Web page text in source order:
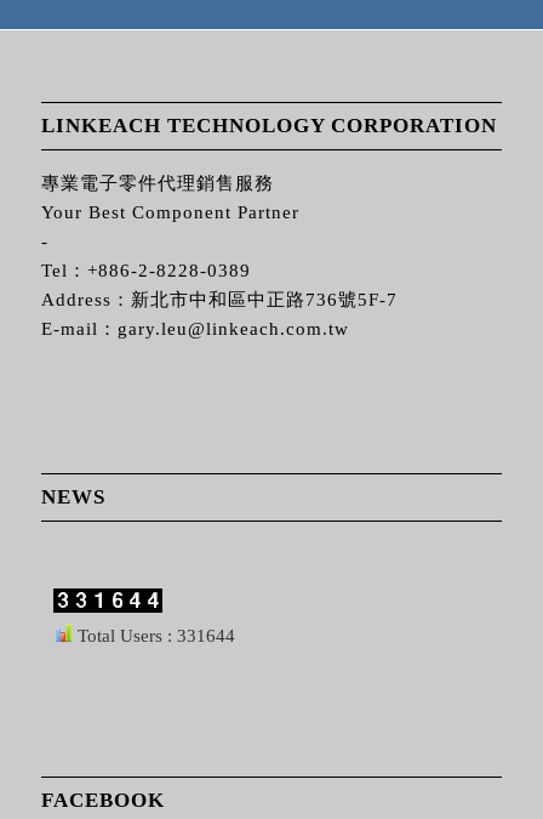
LINKEACH TECHNOLOGY CORPORATION
專業電子零件代理銷售服務
Your Best Component Partner
-
Tel： +886-2-8228-0389
Address：新北市中和區中正路736號5F-7
E-mail： gary.leu@linkeach.com.tw
NEWS
Total Users : 331644
FACEBOOK